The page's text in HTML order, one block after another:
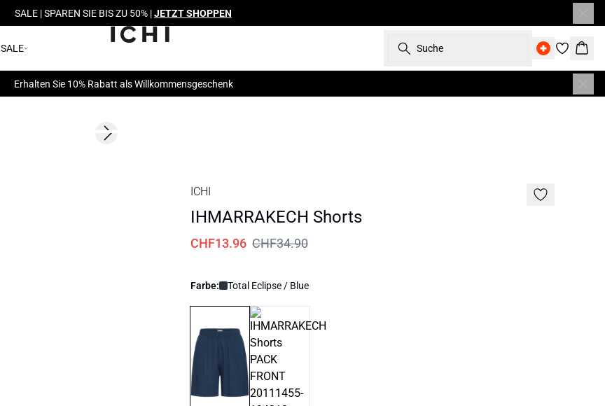
SALE | SPAREN SIE BIS ZU 50% |JETZT SHOPPEN
SALE Suche
Erhalten Sie 10% Rabatt als Willkommensgeschenk
Next slide
ICHI
IHMARRAKECH Shorts
CHF13.96 CHF34.90
Farbe: Total Eclipse / Blue